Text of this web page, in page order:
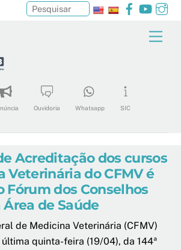
Facebook
Ouvidoria Whatsapp SIC
Pesquisar
Acreditação dos cursos
Veterinária do CFMV é
Fórum dos Conselhos
de Saúde
de Medicina Veterinária (CFMV)
quinta-feira (19/04), da 144ª